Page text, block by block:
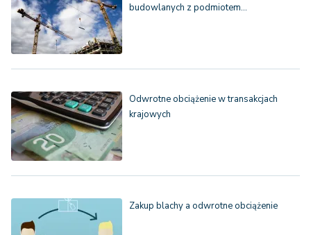
budowlanych z podmiotem…
Odwrotne obciążenie w transakcjach
krajowych
Zakup blachy a odwrotne obciążenie